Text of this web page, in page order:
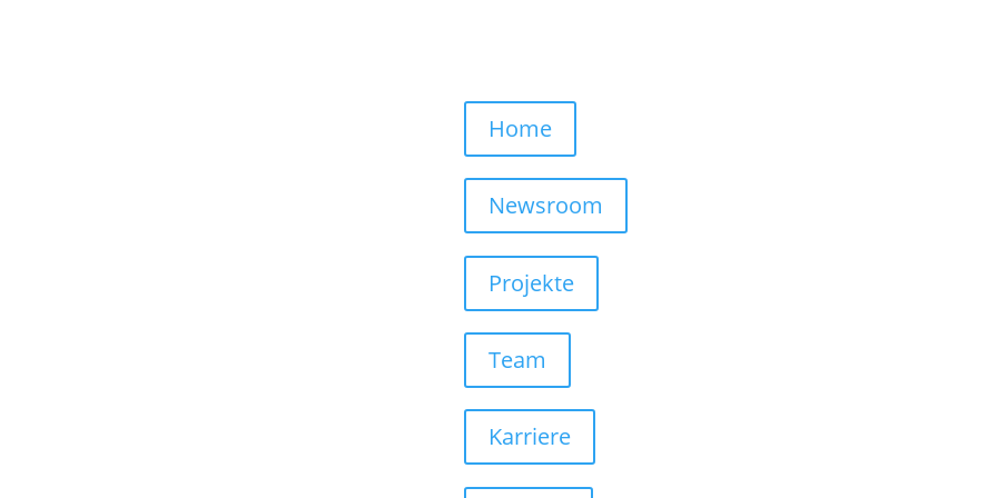
Home
Newsroom
Projekte
Team
Karriere